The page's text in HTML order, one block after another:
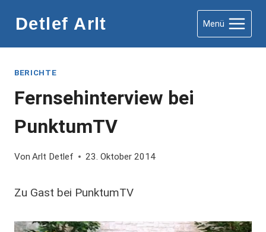
Inhalt
springen
Detlef Arlt Menü
BERICHTE
Fernsehinterview bei
PunktumTV
Von Arlt Detlef 23. Oktober 2014
Zu Gast bei PunktumTV